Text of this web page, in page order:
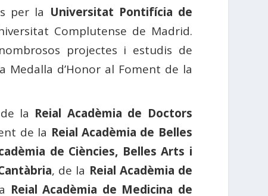
per la Universitat Pontifícia de
Complutense de Madrid.
projectes i estudis de
Medalla d’Honor al Foment de la
la Reial Acadèmia de Doctors
de la Reial Acadèmia de Belles
de Ciències, Belles Arts i
, de la Reial Acadèmia de
Reial Acadèmia de Medicina de